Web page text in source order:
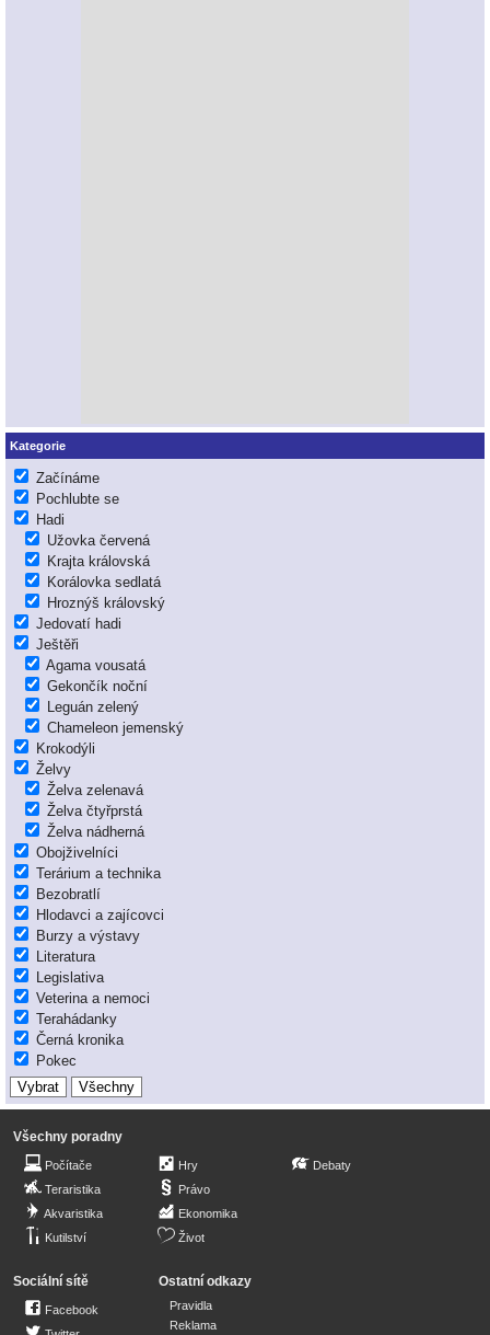
Kategorie
Začínáme
Pochlubte se
Hadi
Užovka červená
Krajta královská
Korálovka sedlatá
Hroznýš královský
Jedovatí hadi
Ještěři
Agama vousatá
Gekončík noční
Leguán zelený
Chameleon jemenský
Krokodýli
Želvy
Želva zelenavá
Želva čtyřprstá
Želva nádherná
Obojživelníci
Terárium a technika
Bezobratlí
Hlodavci a zajícovci
Burzy a výstavy
Literatura
Legislativa
Veterina a nemoci
Terahádanky
Černá kronika
Pokec
Všechny poradny
Počítače
Teraristika
Akvaristika
Kutilství
Hry
Právo
Ekonomika
Život
Debaty
Sociální sítě
Facebook
Ostatní odkazy
Pravidla
Reklama